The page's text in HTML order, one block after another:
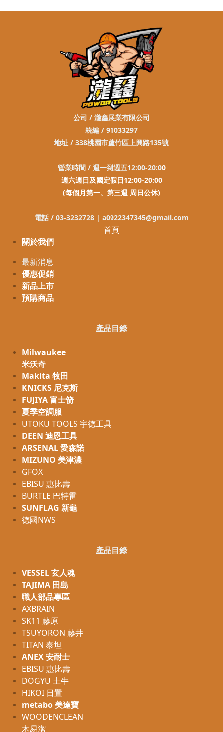
公司 / 瀧鑫展業有限公司
統編 / 91033297
地址 / 338桃園市蘆竹區上興路135號
營業時間 / 週一到週五12:00-20:00
週六週日及國定假日12:00-20:00
(每個月第一、第三週 周日公休)
電話 / 03-3232728 | a0922347345@gmail.com
首頁
關於我們
最新消息
優惠促銷
新品上市
預購商品
產品目錄
Milwaukee
米沃奇
Makita 牧田
KNICKS 尼克斯
FUJIYA 富士箭
夏季空調服
UTOKU TOOLS 宇德工具
DEEN 迪恩工具
ARSENAL 愛森諾
MIZUNO 美津濃
GFOX
EBISU 惠比壽
BURTLE 巴特雷
SUNFLAG 新龜
德國NWS
產品目錄
VESSEL 玄人魂
TAJIMA 田島
職人部品專區
AXBRAIN
SK11 藤原
TSUYORON 藤井
TITAN 泰坦
ANEX 安耐士
EBISU 惠比壽
DOGYU 土牛
HIKOI 日置
metabo 美達寶
WOODENCLEAN
木易潔